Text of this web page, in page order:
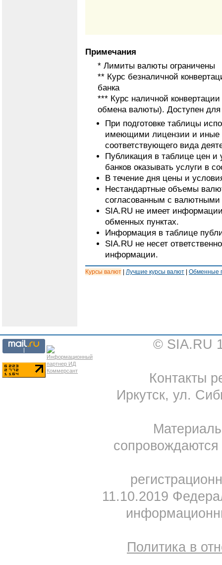
Примечания
* Лимиты валюты ограничены
** Курс безналичной
банка
*** Курс наличной
обмена валюты). Доступен для
При подготовке таблицы
имеющими лицензии и иные
соответствующего вида
Публикация в таблице цен и
банков оказывать услуги в
В течение дня цены и
Нестандартные объемы
согласованным с валютными
SIA.RU не имеет
обменных пунктах.
Информация в таблице
SIA.RU не несет
информации.
Курсы валют Лучшие курсы валют Обменные
© SIA.RU
Контакты
Иркутск, ул.
11.10.2019
Политика в